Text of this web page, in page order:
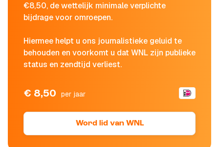
€8,50, de wettelijk minimale verplichte
bijdrage voor omroepen.
Hiermee helpt u ons journalistieke geluid te
behouden en voorkomt u dat WNL zijn publieke
status en zendtijd verliest.
€ 8,50 per jaar
Word lid van WNL